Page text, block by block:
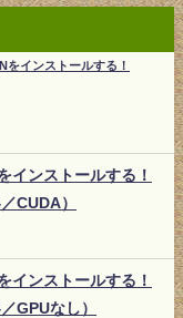
をインストールする！
ンストールする！
CUDA）
ンストールする！
GPUなし）